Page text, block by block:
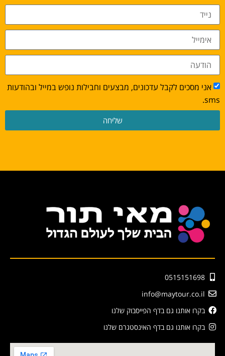
אני מסכים לקבל עדכונים, מבצעים וחבילות נופש במייל ובהודעות
sms.
שליחה
0515151698
info@maytour.co.il
בקרו אותנו גם בדף הפייסבוק שלנו
בקרו אותנו גם בדף האינסטגרם שלנו